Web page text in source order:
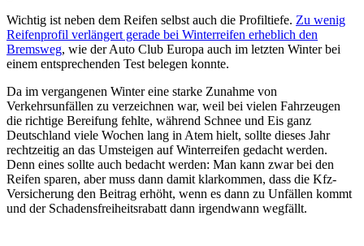
Wichtig ist neben dem Reifen selbst auch die Profiltiefe. Zu wenig
Reifenprofil verlängert gerade bei Winterreifen erheblich den
Bremsweg, wie der Auto Club Europa auch im letzten Winter bei
einem entsprechenden Test belegen konnte.
Da im vergangenen Winter eine starke Zunahme von
Verkehrsunfällen zu verzeichnen war, weil bei vielen Fahrzeugen
die richtige Bereifung fehlte, während Schnee und Eis ganz
Deutschland viele Wochen lang in Atem hielt, sollte dieses Jahr
rechtzeitig an das Umsteigen auf Winterreifen gedacht werden.
Denn eines sollte auch bedacht werden: Man kann zwar bei den
Reifen sparen, aber muss dann damit klarkommen, dass die Kfz-
Versicherung den Beitrag erhöht, wenn es dann zu Unfällen kommt
und der Schadensfreiheitsrabatt dann irgendwann wegfällt.